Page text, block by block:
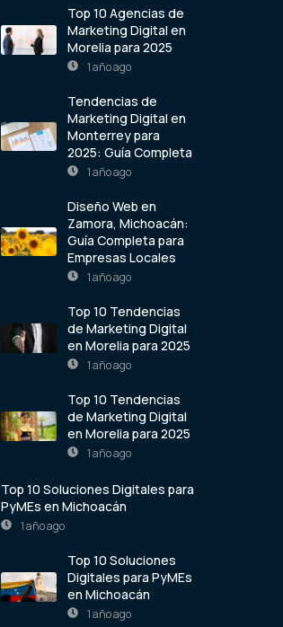
Top 10 Agencias de
Marketing Digital en
Morelia para 2025
1 año ago
Tendencias de
Marketing Digital en
Monterrey para
2025: Guía Completa
1 año ago
Diseño Web en
Zamora, Michoacán:
Guía Completa para
Empresas Locales
1 año ago
Top 10 Tendencias
de Marketing Digital
en Morelia para 2025
1 año ago
Top 10 Tendencias
de Marketing Digital
en Morelia para 2025
1 año ago
Top 10 Soluciones Digitales para
PyMEs en Michoacán
1 año ago
Top 10 Soluciones
Digitales para PyMEs
en Michoacán
1 año ago